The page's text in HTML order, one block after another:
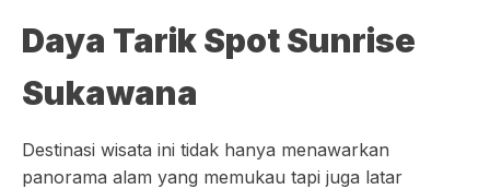
Daya Tarik Spot Sunrise
Sukawana
Destinasi wisata ini tidak hanya menawarkan
panorama alam yang memukau tapi juga latar